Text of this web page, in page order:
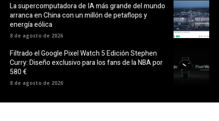
La supercomputadora de IA más grande del mundo
arranca en China con un millón de petaflops y
energía eólica
8 de agosto de 2026
Filtrado el Google Pixel Watch 5 Edición Stephen
Curry: Diseño exclusivo para los fans de la NBA por
580 €
8 de agosto de 2026